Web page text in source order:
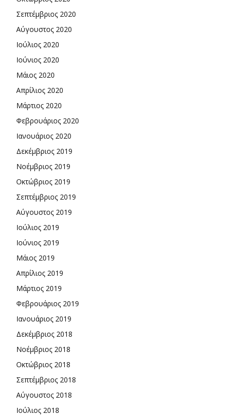
Σεπτέμβριος 2020
Αύγουστος 2020
Ιούλιος 2020
Ιούνιος 2020
Μάιος 2020
Απρίλιος 2020
Μάρτιος 2020
Φεβρουάριος 2020
Ιανουάριος 2020
Δεκέμβριος 2019
Νοέμβριος 2019
Οκτώβριος 2019
Σεπτέμβριος 2019
Αύγουστος 2019
Ιούλιος 2019
Ιούνιος 2019
Μάιος 2019
Απρίλιος 2019
Μάρτιος 2019
Φεβρουάριος 2019
Ιανουάριος 2019
Δεκέμβριος 2018
Νοέμβριος 2018
Οκτώβριος 2018
Σεπτέμβριος 2018
Αύγουστος 2018
Ιούλιος 2018